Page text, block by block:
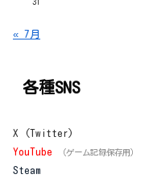
31
« 7月
各種SNS
X (Twitter)
YouTube
（ゲーム記録保存用）
Steam